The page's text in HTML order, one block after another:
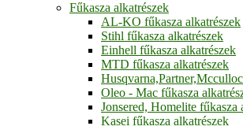
Fűkasza alkatrészek
AL-KO fűkasza alkatrészek
Stihl fűkasza alkatrészek
Einhell fűkasza alkatrészek
MTD fűkasza alkatrészek
Oleo - Mac fűkasza
Jonsered, Homelite fűkasza
Kasei fűkasza alkatrészek